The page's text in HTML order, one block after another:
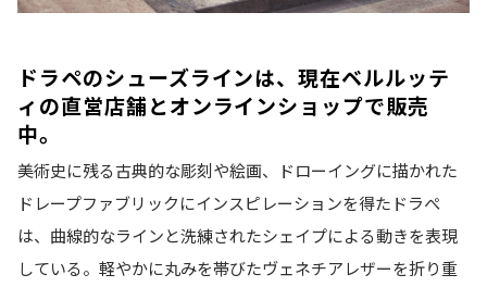
ドラペのシューズラインは、現在ベルルッテ
ィの直営店舗とオンラインショップで販売
中。
美術史に残る古典的な彫刻や絵画、ドローイングに描かれた
ドレープファブリックにインスピレーションを得たドラぺ
は、曲線的なラインと洗練されたシェイプによる動きを表現
している。軽やかに丸みを帯びたヴェネチアレザーを折り重